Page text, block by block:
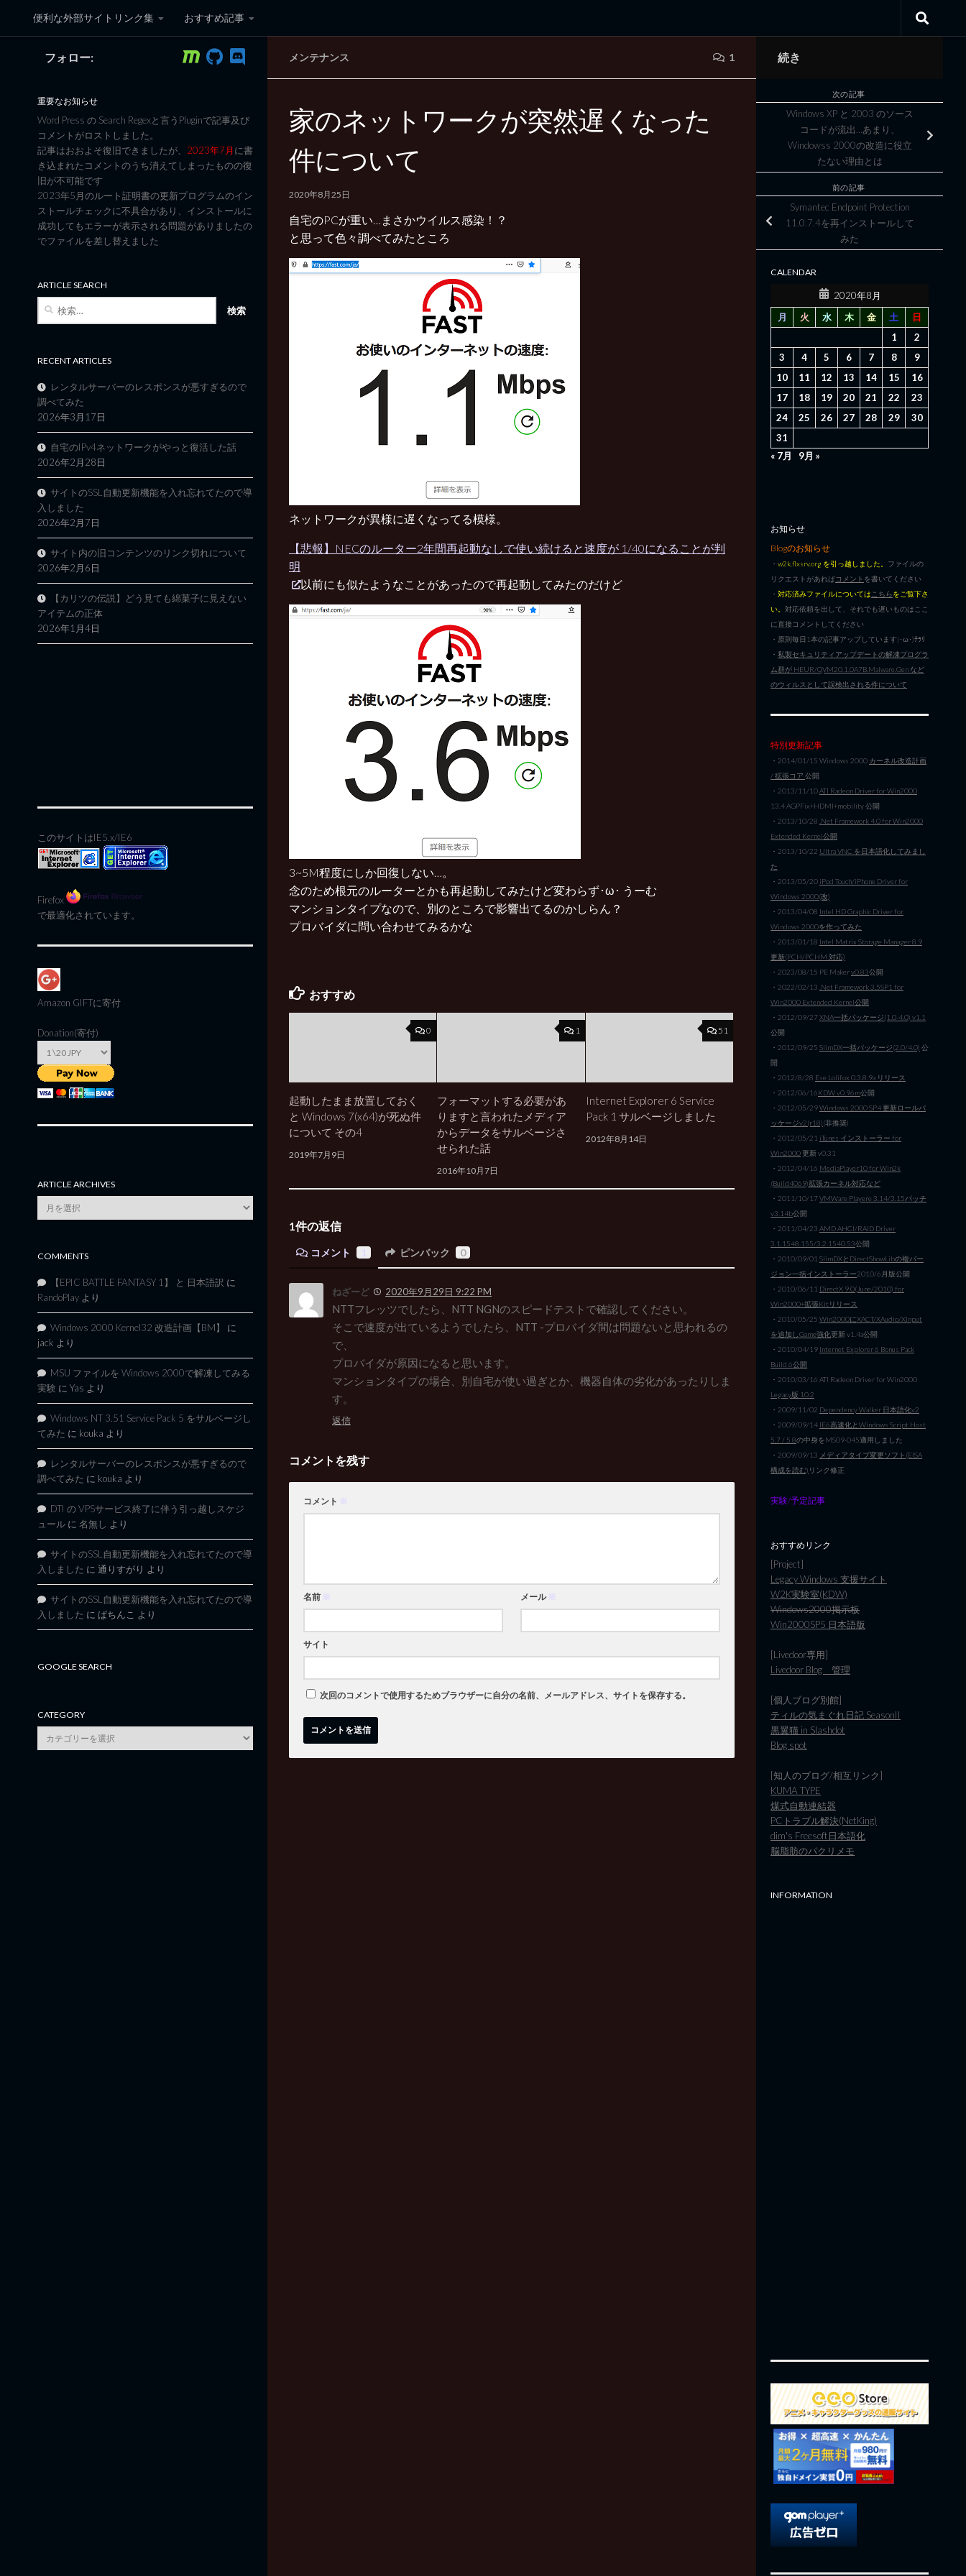
コンテンツへスキップ
便利な外部サイトリンク集 おすすめ記事
黒翼猫のコンピュータ日記 3rd Edition
メンテナンス 1
家のネットワークが突然遅くなった
件について
2020年8月25日
自宅のPCが重い…まさかウイルス感染！？
と思って色々調べてみたところ
ネットワークが異様に遅くなってる模様。
【悲報】NECのルーター2年間再起動なしで使い続けると速度が 1/40になることが判
明
以前にも似たようなことがあったので再起動してみたのだけど
3~5M程度にしか回復しない…。
念のため根元のルーターとかも再起動してみたけど変わらず･ω･ うーむ
マンションタイプなので、別のところで影響出てるのかしらん？
プロバイダに問い合わせてみるかな
おすすめ
0
起動したまま放置しておく
と Windows 7(x64)が死ぬ件
について その4
2019年7月9日
1
フォーマットする必要があ
りますと言われたメディア
からデータをサルベージさ
せられた話
2016年10月7日
51
Internet Explorer 6 Service
Pack 1 サルベージしました
2012年8月14日
1件の返信
コメント ピンバック 0
ねざーど 2020年9月29日 9:22 PM
NTTフレッツでしたら、NTT NGNのスピードテストで確認してください。
そこで速度が出ているようでしたら、NTT -プロバイダ間は問題ないと思われるの
で、
プロバイダが原因になると思います。
マンションタイプの場合、別自宅が使い過ぎとか、機器自体の劣化があったりしま
す。
返信
コメントを残す
コメント ※
名前 ※ メール ※
サイト
次回のコメントで使用するためブラウザーに自分の名前、メールアドレス、サイトを保存する。
フォロー:
重要なお知らせ
Word Press の Search Regexと言うPluginで記事及び
コメントがロストしました。
記事はおおよそ復旧できましたが、 2023年7月に書
き込まれたコメントのうち消えてしまったものの復
旧が不可能です
2023年5月のルート証明書の更新プログラムのイン
ストールチェックに不具合があり、インストールに
成功してもエラーが表示される問題がありましたの
でファイルを差し替えました
ARTICLE SEARCH
RECENT ARTICLES
レンタルサーバーのレスポンスが悪すぎるので
調べてみた
2026年3月17日
自宅のIPv4ネットワークがやっと復活した話
2026年2月28日
サイトのSSL自動更新機能を入れ忘れてたので導
入しました
2026年2月7日
サイト内の旧コンテンツのリンク切れについて
2026年2月6日
【カリツの伝説】どう見ても綿菓子に見えない
アイテムの正体
2026年1月4日
このサイトはIE5.x/IE6
Firefox
で最適化されています。
Amazon GIFTに寄付
Donation(寄付)
ARTICLE ARCHIVES
Article
Archives
COMMENTS
【EPIC BATTLE FANTASY 1】 と 日本語訳 に
RandoPlay より
Windows 2000 Kernel32 改造計画【BM】
に
jack より
MSU ファイルを Windows 2000で解凍してみる
実験 に Yas より
Windows NT 3.51 Service Pack 5 をサルベージし
てみた に kouka より
レンタルサーバーのレスポンスが悪すぎるので
調べてみた に kouka より
DTI の VPSサービス終了に伴う引っ越しスケジ
ュール に 名無し より
サイトのSSL自動更新機能を入れ忘れてたので導
入しました に 通りすがり より
サイトのSSL自動更新機能を入れ忘れてたので導
入しました に ぱちんこ より
GOOGLE SEARCH
CATEGORY
category
続き
次の記事
Windows XP と 2003 のソース
コードが流出…あまり、
Windowss 2000の改造に役立
たない理由とは
前の記事
Symantec Endpoint Protection
11.0.7.4を再インストールして
みた
CALENDAR
2020年8月
月
火 水 木 金 土
日
1
2
3
4 5 6 7 8
9
10
11 12 13 14 15
16
17
18 19 20 21 22
23
24
25 26 27 28 29
30
31
« 7月
9月 »
お知らせ
Blogのお知らせ
・ w2k.flxsrv.org を引っ越しました。 ファイルの
リクエストがあればコメント を書いてください
・ 対応済みファイルについては こちらをご覧下さ
い。 対応依頼を出して、それでも遅いものはここ
に直接コメントしてください
・原則毎日1本の記事アップしています|･ω･)ﾁﾗﾘ
・ 私製セキュリティアップデートの解凍プログラ
ム群が HEUR/QVM20.1.0A7B.Malware.Gen など
のウィルスとして誤検出される件について
特別更新記事
・2014/01/15 Windows 2000 カーネル改造計画
/ 拡張コア 公開
・2013/11/10ATI Radeon Driver for Win2000
13.4 AGPFix+HDMI+mobility 公開
・2013/10/28 .Net Framework 4.0 for Win2000
Extended Kernel公開
・2013/10/22 Ultra VNC を日本語化してみまし
た
・2013/05/20 iPod Touch/iPhone Driver for
Windows 2000(改)
・2013/04/08 Intel HD Graphic Driver for
Windows 2000を作ってみた
・2013/01/18 Intel Matrix Storage Manager 8.9
更新(PCH/PCHM 対応)
・2023/08/15 PE Makerv0.83公開
・2022/02/13 .Net Framework 3.5SP1 for
Win2000 Extended Kernel公開
・2012/09/27XNA一括パッケージ(1.0-4.0) v1.1
公開
・2012/09/25 SlimDX一括パッケージ(2.0/4.0) 公
開
・2012/8/28 Ese Lolifox 0.3.8.9a リリース
・2012/06/16KDW v0.96m公開
・2012/05/29Windows 2000 SP4 更新ロールパ
ッケージv2(r18)(非推奨)
・2012/05/21 iTunes インストーラー for
Win2000更新 v0.31
・2012/04/16 MediaPlayer10 for Win2k
(Build4069)拡張カーネル対応など
・2011/10/17VMWare Playere 3.14/3.15パッチ
v3.14b公開
・2011/04/23 AMD AHCI/RAID Driver
3.1.1548.155/3.2.1540.53公開
・2010/09/01 SlimDXとDirectShowLibの複バー
ジョン一括インストーラー2010/6月版公開
・2010/06/11 DirectX 9.0(June/2010) for
Win2000+拡張Kitリリース
・2010/05/25 Win2000にXACT/XAudio/XInput
を追加しGame強化更新 v1.4a公開
・2010/04/19 Internet Explorer 6 Bonus Pack
Build 6公開
・2010/03/16 ATI Radeon Driver for Win2000
Legacy版 10.2
・2009/11/02 Dependency Walker 日本語化v2
・2009/09/14 IE6高速化とWindows Script Host
5.7 / 5.8の中身をMS09-045適用しました
・2009/09/13 メディアタイプ変更ソフト(EISA
構成を読む) リンク修正
実験/予定記事
おすすめリンク
[Project]
Legacy Windows 支援サイト
W2K実験室(KDW)
Windows2000掲示板
Win2000SP5 日本語版
[Livedoor専用]
Livedoor Blog 管理
[個人ブログ別館]
ティルの気まぐれ日記 SeasonII
黒翼猫 in Slashdot
Blog spot
[知人のブログ/相互リンク]
KUMA TYPE
煤式自動連結器
PCトラブル解決(NetKing)
dim's Freesoft日本語化
脳脂肪のパクリメモ
INFORMATION